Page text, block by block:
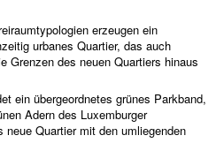
erzeugen ein
urbanes Quartier, das auch
Grenzen des neuen Quartiers hinaus
ein übergeordnetes grünes Parkband,
Adern des Luxemburger
Quartier mit den umliegenden